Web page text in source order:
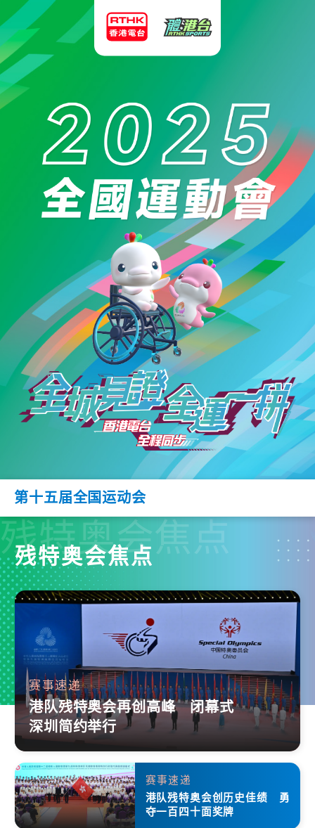
第十五届全国运动会
残特奥会焦点
残特奥会焦点
赛事速递
港队残特奥会再创高峰 闭幕式
深圳简约举行
赛事速递
港队残特奥会创历史佳绩 勇
夺一百四十面奖牌